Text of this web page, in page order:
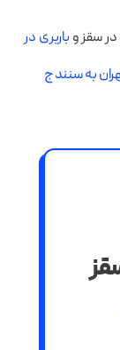
سقز و باربری در
به سنندج